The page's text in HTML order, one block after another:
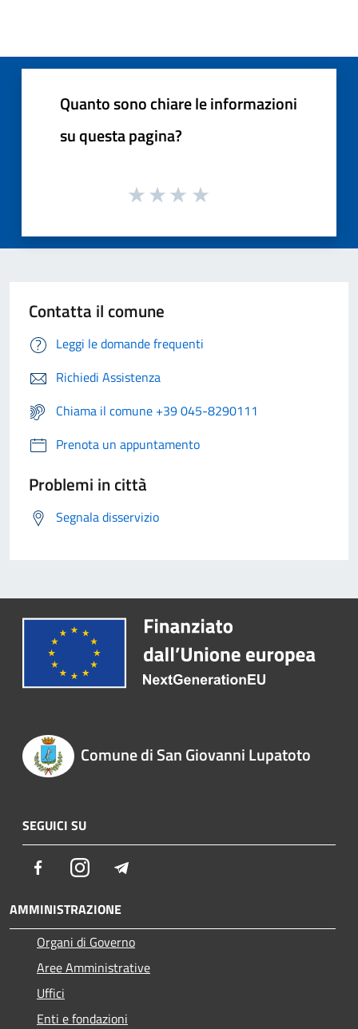
Quanto sono chiare le informazioni
su questa pagina?
Contatta il comune
Leggi le domande frequenti
Richiedi Assistenza
Chiama il comune +39 045-8290111
Prenota un appuntamento
Problemi in città
Segnala disservizio
Comune di San Giovanni Lupatoto
SEGUICI SU
FacebookInstagram
AMMINISTRAZIONE
Organi di Governo
Aree Amministrative
Uffici
Enti e fondazioni